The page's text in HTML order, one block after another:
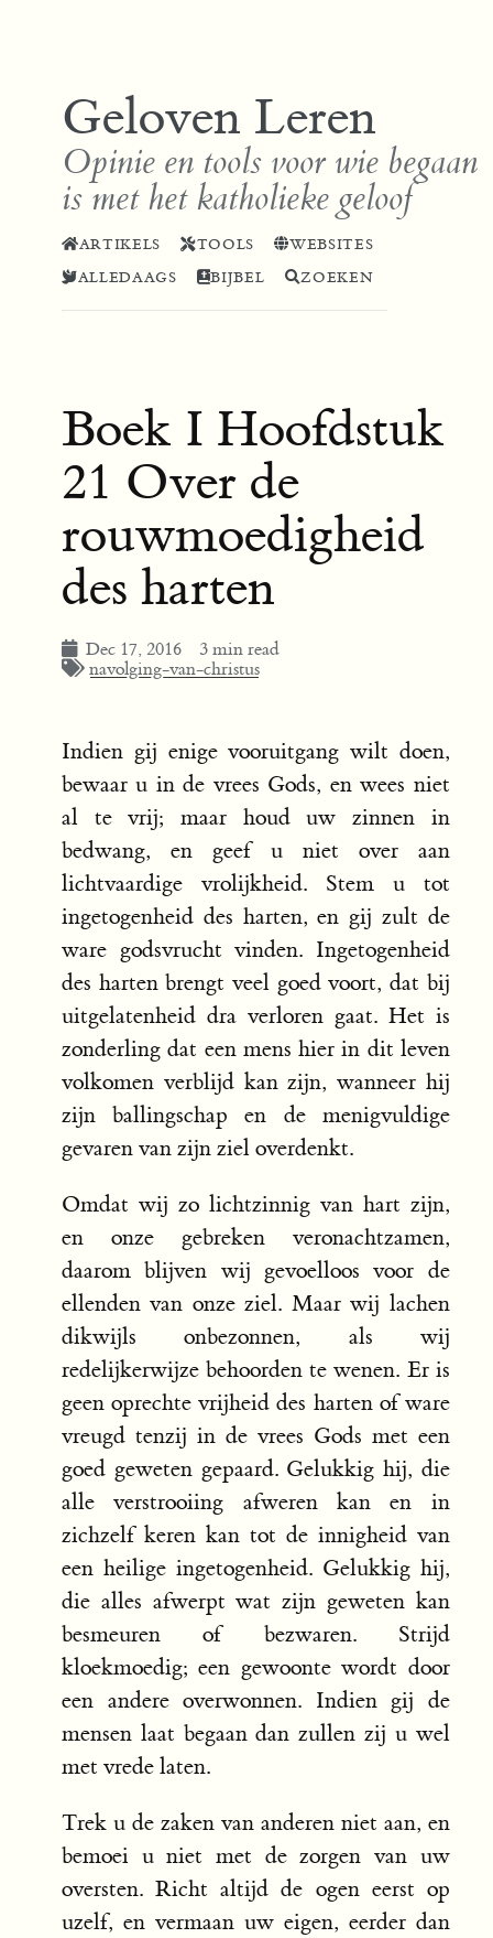
Geloven Leren
Opinie en tools voor wie begaan
is met het katholieke geloof
ARTIKELS TOOLS
WEBSITES
ALLEDAAGS
BIJBEL ZOEKEN
Boek I Hoofdstuk
21 Over de
rouwmoedigheid
des harten
Dec 17, 2016
3 min read
navolging-van-christus
Indien gij enige vooruitgang wilt doen,
bewaar u in de vrees Gods, en wees niet
al te vrij; maar houd uw zinnen in
bedwang, en geef u niet over aan
lichtvaardige vrolijkheid. Stem u tot
ingetogenheid des harten, en gij zult de
ware godsvrucht vinden. Ingetogenheid
des harten brengt veel goed voort, dat bij
uitgelatenheid dra verloren gaat. Het is
zonderling dat een mens hier in dit leven
volkomen verblijd kan zijn, wanneer hij
zijn ballingschap en de menigvuldige
gevaren van zijn ziel overdenkt.
Omdat wij zo lichtzinnig van hart zijn,
en onze gebreken veronachtzamen,
daarom blijven wij gevoelloos voor de
ellenden van onze ziel. Maar wij lachen
dikwijls onbezonnen, als wij
redelijkerwijze behoorden te wenen. Er is
geen oprechte vrijheid des harten of ware
vreugd tenzij in de vrees Gods met een
goed geweten gepaard. Gelukkig hij, die
alle verstrooiing afweren kan en in
zichzelf keren kan tot de innigheid van
een heilige ingetogenheid. Gelukkig hij,
die alles afwerpt wat zijn geweten kan
besmeuren of bezwaren. Strijd
kloekmoedig; een gewoonte wordt door
een andere overwonnen. Indien gij de
mensen laat begaan dan zullen zij u wel
met vrede laten.
Trek u de zaken van anderen niet aan, en
bemoei u niet met de zorgen van uw
oversten. Richt altijd de ogen eerst op
uzelf, en vermaan uw eigen, eerder dan